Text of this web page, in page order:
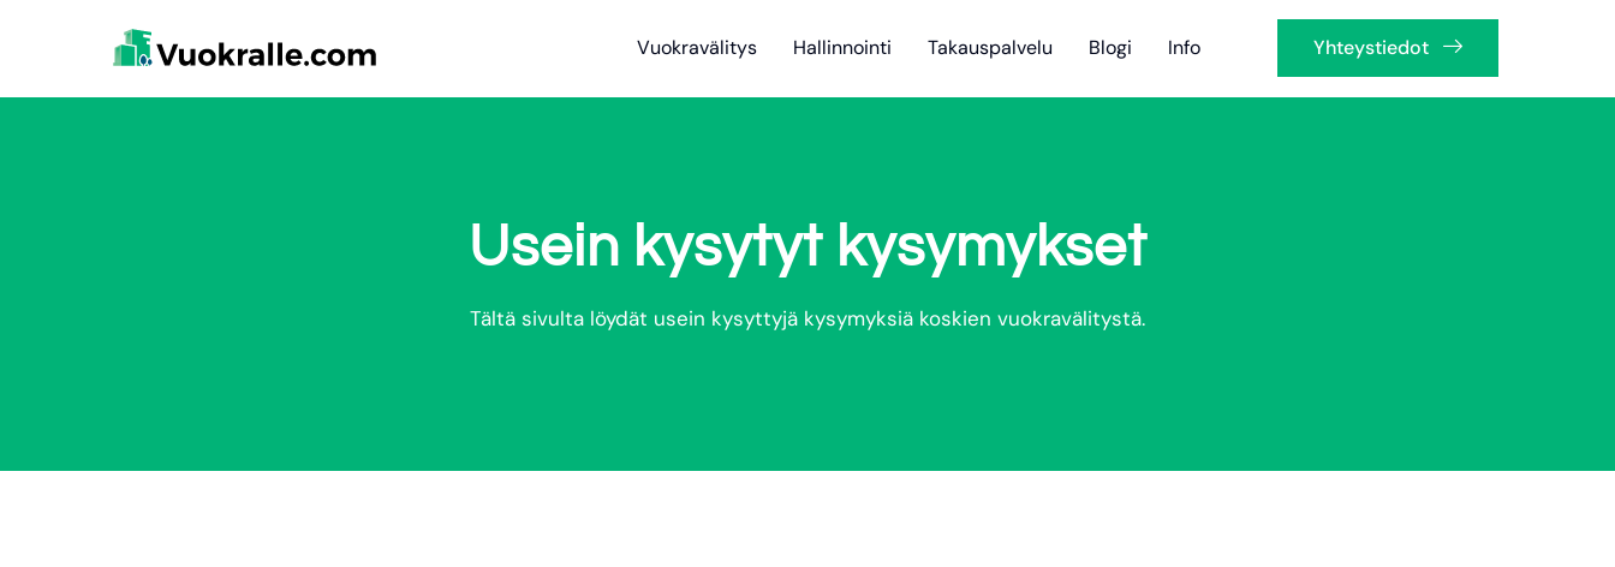
Vuokravälitys Hallinnointi Takauspalvelu Blogi Info Yhteystiedot
Usein kysytyt kysymykset
Tältä sivulta löydät usein kysyttyjä kysymyksiä koskien vuokravälitystä.